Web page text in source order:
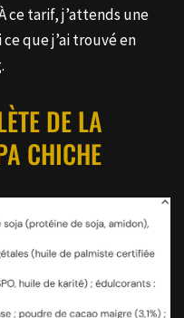
ce tarif, j’attends une
que j’ai trouvé en
DE LA
CHICHE